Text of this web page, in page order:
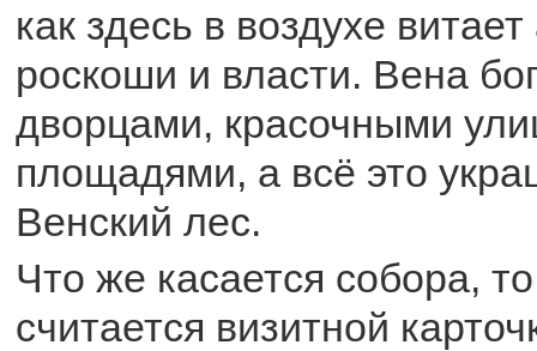
как здесь в воздухе
роскоши и власти. Вена
дворцами, красочными
площадями, а всё это
Венский лес.
Что же касается собора,
считается визитной